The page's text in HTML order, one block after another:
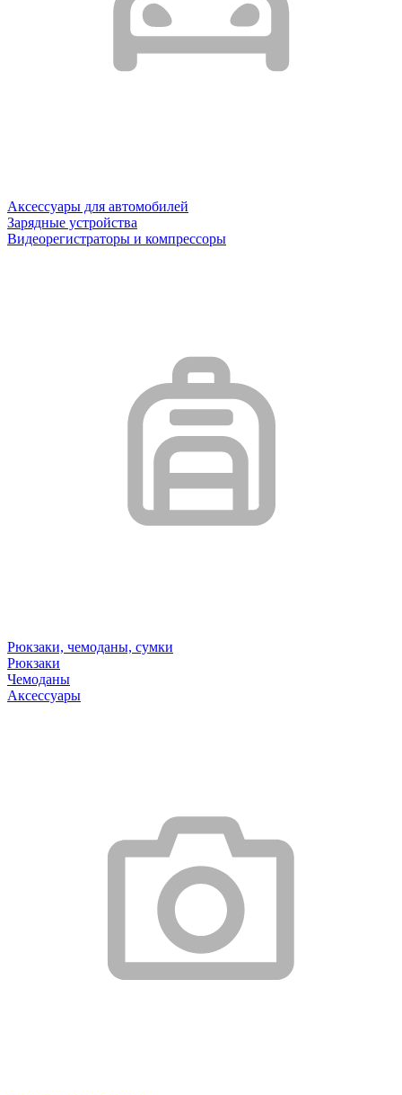
Аксессуары для автомобилей
Зарядные устройства
Видеорегистраторы и компрессоры
Рюкзаки, чемоданы, сумки
Рюкзаки
Чемоданы
Аксессуары